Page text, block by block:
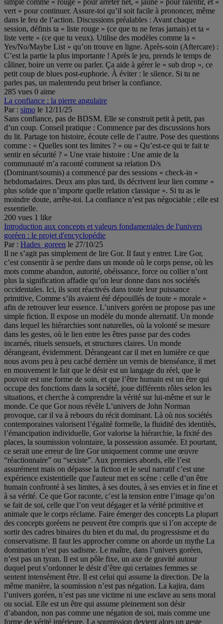
simple comme « rouge » pour arrêter net, « jaune » pour ralentir, et «
vert » pour continuer. Assure-toi qu’il soit facile à prononcer, même
dans le feu de l’action. Discussions préalables : Avant chaque
session, définis ta « liste rouge » (ce que tu ne feras jamais) et ta «
liste verte » (ce que tu veux). Utilise des modèles comme la «
Yes/No/Maybe List » qu’on trouve en ligne. Après-soin (Aftercare) :
C’est la partie la plus importante ! Après le jeu, prends le temps de
câliner, boire un verre ou parler. Ça aide à gérer le « sub drop », ce
petit coup de blues post-euphorie. À éviter : le silence. Si tu ne
parles pas, un malentendu peut briser la confiance.
285 vues 0 aime
La confiance : la pierre angulaire
Par : simo le 12/11/25
Sans confiance, pas de BDSM. Elle se construit petit à petit, pas
d’un coup. Conseil pratique : Commence par des discussions hors
du lit. Partage ton histoire, écoute celle de l’autre. Pose des questions
comme : « Quelles sont tes limites ? » ou « Qu’est-ce qui te fait te
sentir en sécurité ? » Une vraie histoire : Une amie de la
communauté m’a raconté comment sa relation D/s
(Dominant/soumis) a commencé par des sessions « check-in »
hebdomadaires. Deux ans plus tard, ils décrivent leur lien comme «
plus solide que n’importe quelle relation classique ». Si tu as le
moindre doute, arrête-toi. La confiance n’est pas négociable ; elle est
essentielle.
200 vues 1 like
Introduction aux concepts et valeurs fondamentales de l'univers
goréen : le projet d'encyclopédie
Par : Hades_goreen le 27/10/25
Il ne s’agit pas simplement de lire Gor. Il faut y entrer. Lire Gor,
c’est consentir à se perdre dans un monde où le corps pense, où les
mots comme abandon, autorité, obéissance, force ou collier n’ont
plus la signification affadie qu’on leur donne dans nos sociétés
occidentales. Ici, ils sont réactivés dans toute leur puissance
primitive, Comme s’ils avaient été dépouillés de toute « morale »
afin de retrouver leur essence. L’univers goréen ne propose pas une
simple fiction. Il expose un modèle du monde alternatif. Un monde
dans lequel les hiérarchies sont naturelles, où la volonté se mesure
dans les gestes, où le lien entre les êtres passe par des codes
incarnés, rituels sensuels, et structures claires. Un monde
dérangeant, évidemment. Dérangeant car il met en lumière ce que
nous avons peu à peu caché derrière un vernis de bienséance, il met
en mouvement le fait que le désir est un langage du réel, que le
pouvoir est une forme de soin, et que l’être humain est un être qui
occupe des fonctions dans la société, joue différents rôles selon les
situations, et cherche à comprendre la vérité sur lui-même et sur le
monde. Ce que Gor nous révèle L’univers de John Norman
provoque, car il va à rebours du récit dominant. Là où nos sociétés
contemporaines valorisent l’égalité formelle, la fluidité des identités,
l’émancipation individuelle, Gor valorise la hiérarchie, la fixité des
places, la soumission volontaire, la possession assumée. Et pourtant,
ce serait une erreur de lire Gor uniquement comme une œuvre
“réactionnaire” ou “sexiste”. Aux premiers abords, elle l’est
assurément mais on dépasse la fiction et le seul narratif c’est une
expérience existentielle que l'auteur met en scène : celle d’un être
humain confronté à ses limites, à ses doutes, à ses envies et in fine et
à sa vérité. Ce que Gor raconte, c’est la tension entre l’image qu’on
se fait de soi, celle que l’on veut dégager et la vérité primitive et
animale que le corps réclame. Faire émerger des concepts La plupart
des concepts goréens ne peuvent être compris que si l’on accepte de
sortir des cadres binaires du bien et du mal, du progressisme et du
conservatisme. Il faut les approcher comme on aborde un mythe La
domination n’est pas sadisme. Le maître, dans l’univers goréen,
n’est pas un tyran. Il est un pôle fixe, un axe de gravité autour
duquel peut s’ordonner le désir d’être qui certaines femmes se
sentent intensément être. Il est celui qui assume la direction. De la
même manière, la soumission n’est pas négation. La kajira, dans
l’univers goréen, n’est pas une victime ni une esclave au sens moral
ou social. Elle est un être qui assume pleinement son désir
d’abandon, non pas comme une négation de soi, mais comme une
forme de vérité intérieure. La soumission devient alors un geste